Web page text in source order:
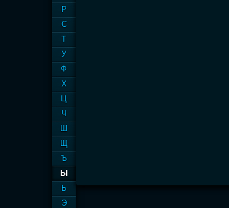
Р
С
Т
У
Ф
Х
Ц
Ч
Ш
Щ
Ъ
Ы
Ь
Э